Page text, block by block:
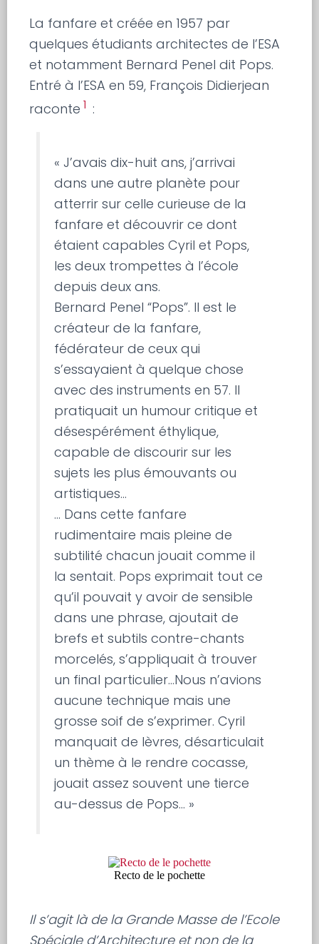
La fanfare et créée en 1957 par
quelques étudiants architectes de l’ESA
et notamment Bernard Penel dit Pops.
Entré à l’ESA en 59, François Didierjean
raconte 1 :
« J’avais dix-huit ans, j’arrivai
dans une autre planète pour
atterrir sur celle curieuse de la
fanfare et découvrir ce dont
étaient capables Cyril et Pops,
les deux trompettes à l’école
depuis deux ans.
Bernard Penel “Pops”. Il est le
créateur de la fanfare,
fédérateur de ceux qui
s’essayaient à quelque chose
avec des instruments en 57. Il
pratiquait un humour critique et
désespérément éthylique,
capable de discourir sur les
sujets les plus émouvants ou
artistiques…
… Dans cette fanfare
rudimentaire mais pleine de
subtilité chacun jouait comme il
la sentait. Pops exprimait tout ce
qu’il pouvait y avoir de sensible
dans une phrase, ajoutait de
brefs et subtils contre-chants
morcelés, s’appliquait à trouver
un final particulier…Nous n’avions
aucune technique mais une
grosse soif de s’exprimer. Cyril
manquait de lèvres, désarticulait
un thème à le rendre cocasse,
jouait assez souvent une tierce
au-dessus de Pops… »
Recto de le pochette
Il s’agit là de la Grande Masse de l’Ecole
Spéciale d’Architecture et non de la